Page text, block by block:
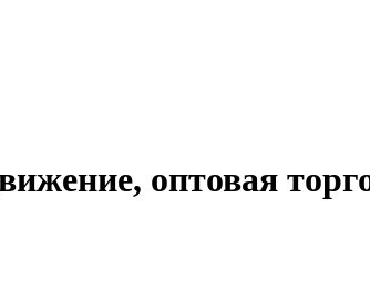
оптовая